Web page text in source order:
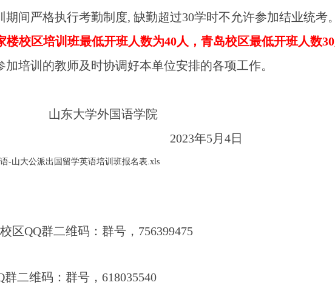
期间严格执行考勤制度, 缺勤超过30学时不允许参加结业统考。
楼校区培训班最低开班人数为40人，青岛校区最低开班人数30
加培训的教师及时协调好本单位安排的各项工作。
山东大学外国语学院
2023年5月 4日
-山大公派出国留学英语培训班报名表.xls
区QQ群二维码：群号， 756399475
群二维码：群号， 618035540